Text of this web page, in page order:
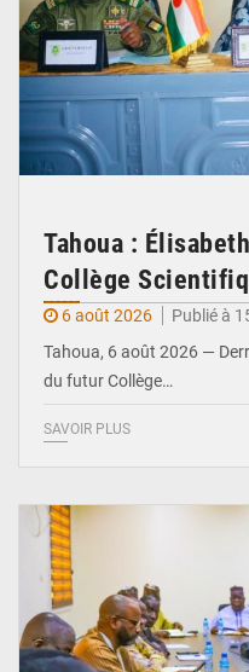
Tahoua :
Collège
6 août 2026
Publié à
Tahoua, 6 août 2026 —
du futur Collège…
SAVOIR PLUS